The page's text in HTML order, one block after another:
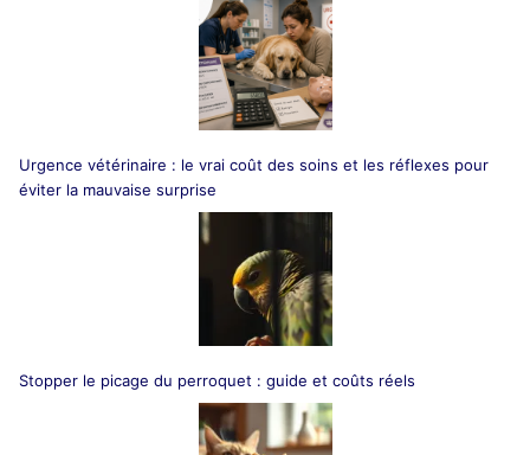
Urgence vétérinaire : le vrai coût des soins et les réflexes pour
éviter la mauvaise surprise
Stopper le picage du perroquet : guide et coûts réels